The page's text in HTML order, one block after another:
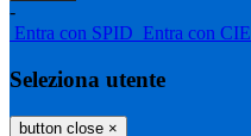
-
Entra con SPID Entra con CIE
Seleziona utente
button close ×